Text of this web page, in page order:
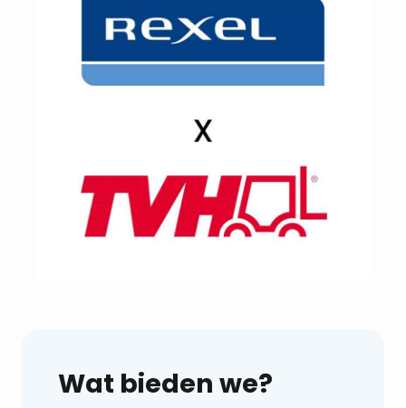
Wat bieden we?